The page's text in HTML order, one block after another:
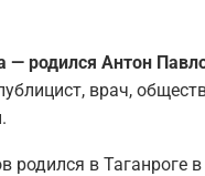
— родился Антон
врач,
родился в